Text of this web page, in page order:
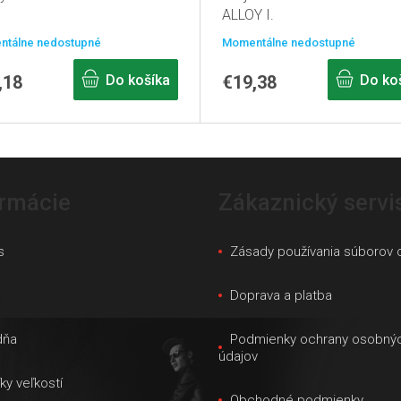
nedostupné
Do košíka
ALLOY I.
Momentálne nedostupné
€19,38 Do
veľkostí
Zásady používania súborov
Doprava a platba
Podmienky ochrany
údajov